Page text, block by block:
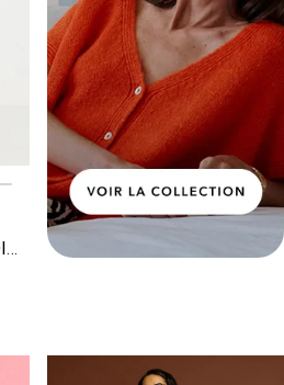
Jean slim raccourci HANOI R02 femme